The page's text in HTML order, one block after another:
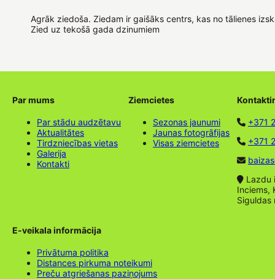
Agrāk ziedoša. Ziedam ir gaišāks centrs, kas no tālienes
Zied uz tekošā gada dzinumiem
Par mums
Par stādu audzētavu
Aktualitātes
Tirdzniecības vietas
Galerija
Kontakti
Ziemcietes
Sezonas jaunumi
Jaunas fotogrāfijas
Visas ziemcietes
+371
+371
Lazdu
Inciems,
Siguldas
E-veikala informācija
Privātuma politika
Distances pirkuma noteikumi
Preču atgriešanas paziņojums